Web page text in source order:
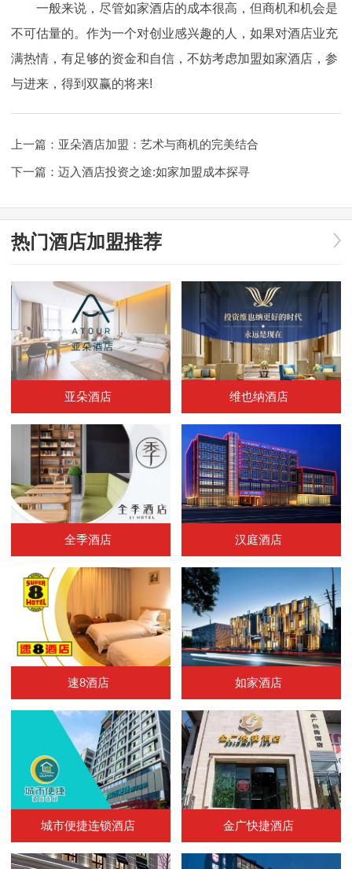
一般来说，尽管如家酒店的成本很高，但商机和机会是
不可估量的。作为一个对创业感兴趣的人，如果对酒店业充
满热情，有足够的资金和自信，不妨考虑加盟如家酒店，参
与进来，得到双赢的将来!
上一篇： 亚朵酒店加盟：艺术与商机的完美结合
下一篇： 迈入酒店投资之途:如家加盟成本探寻
热门酒店加盟推荐
亚朵酒店 维也纳酒店
全季酒店 汉庭酒店
速8酒店 如家酒店
城市便捷连锁酒店 金广快捷酒店